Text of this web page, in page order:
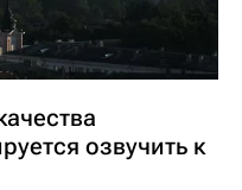
озвучить к